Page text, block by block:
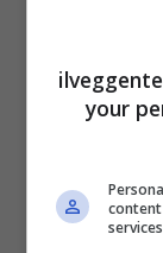
Bonus
your
content